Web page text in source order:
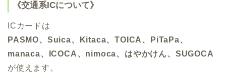
《交通系ICについて》
ICカードは
PASMO、Suica、Kitaca、TOICA、PiTaPa、
manaca、ICOCA、nimoca、はやかけん、SUGOCA
が使えます。